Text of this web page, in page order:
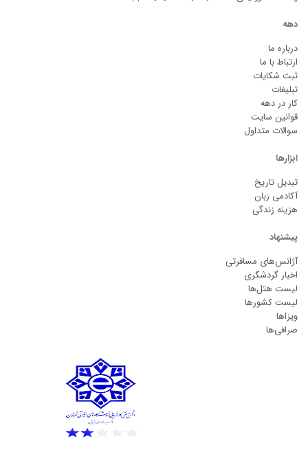
دهه
درباره ما
ارتباط با ما
ثبت شکایات
تبلیغات
کار در دهه
قوانین سایت
سوالات متداول
ابزارها
تبدیل تاریخ
آکادمی زبان
هزینه زندگی
پیشنهاد
آژانس‌های مسافرتی
اخبار گردشگری
لیست هتل‌ها
لیست کشورها
ویزاها
صرافی‌ها